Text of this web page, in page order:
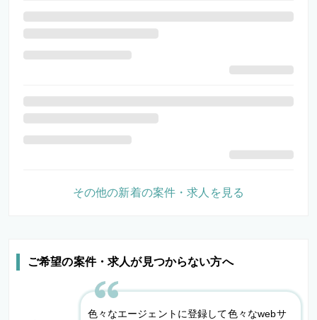
ご希望の案件・求人が見つからない方へ
色々なエージェントに登録して色々なwebサ
その他の新着の案件・求人を見る